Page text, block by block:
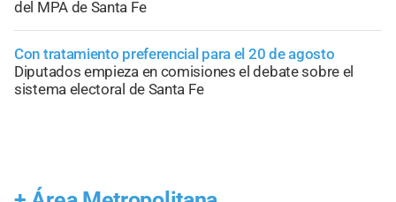
del MPA de Santa Fe
Con tratamiento preferencial para el 20 de agosto
Diputados empieza en comisiones el debate sobre el
sistema electoral de Santa Fe